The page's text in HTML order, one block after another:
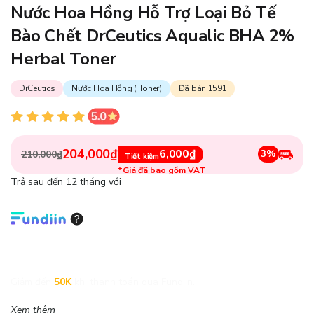
Nước Hoa Hồng Hỗ Trợ Loại Bỏ Tế
Bào Chết DrCeutics Aqualic BHA 2%
Herbal Toner
DrCeutics Nước Hoa Hồng ( Toner) Đã bán 1591
210,000₫204,000₫ Tiết kiệm6,000₫
*Giá đã bao gồm VAT
3%
Trả sau đến 12 tháng với
50K
Xem thêm